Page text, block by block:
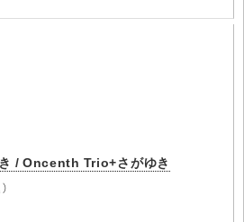
/ Oncenth Trio+さがゆき